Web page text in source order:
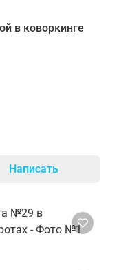
в коворкинге
Написать